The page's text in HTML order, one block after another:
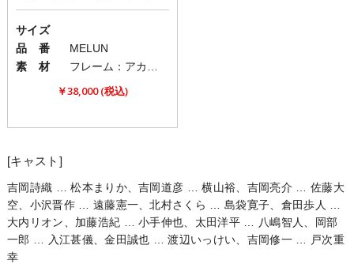
サイズ
品 番
MELUN
素 材
￥38,000 (税込)
[キャスト]
吉岡詩織 … 松本まりか、吉岡道彦 … 横山裕、吉岡亮介 … 佐藤大
空、小沢晋作 … 遠藤憲一、北村さくら … 島袋寛子、倉田歩人 …
大内リオン、加藤浩紀 … 小手伸也、太田洋平 … 八嶋智人、岡部
一郎 … 入江甚儀、金田誠也 … 渡辺いっけい、吉岡修一 … 戸次重
幸